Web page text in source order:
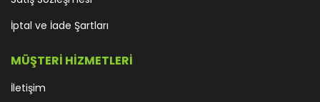
İptal ve İade Şartları
MÜŞTERİ HİZMETLERİ
İletişim